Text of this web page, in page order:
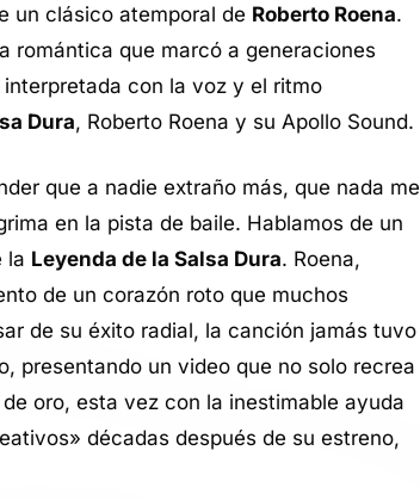
un clásico atemporal de Roberto Roena.
romántica que marcó a generaciones
con la voz y el ritmo
Dura, Roberto Roena y su Apollo Sound.
que a nadie extraño más, que nada me
en la pista de baile. Hablamos de un
la Leyenda de la Salsa Dura. Roena,
de un corazón roto que muchos
de su éxito radial, la canción jamás tuvo
presentando un video que no solo recrea
oro, esta vez con la inestimable ayuda
décadas después de su estreno,